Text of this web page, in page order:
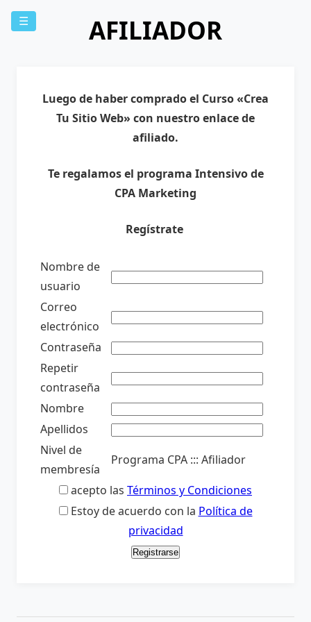
☰ AFILIADOR
Luego de haber comprado el Curso «Crea
Tu Sitio Web» con nuestro enlace de
afiliado.
Te regalamos el programa Intensivo de
CPA Marketing
Regístrate
Nombre de
usuario
Correo
electrónico
Contraseña
Repetir
contraseña
Nombre
Apellidos
Nivel de
membresía
Programa CPA ::: Afiliador
acepto las Términos y Condiciones
Estoy de acuerdo con la Política de
privacidad